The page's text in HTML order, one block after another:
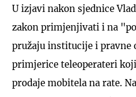
U izjavi nakon sjednice
zakon primjenjivati i na
pružaju institucije i pravne
primjerice teleoperateri
prodaje mobitela na rate.